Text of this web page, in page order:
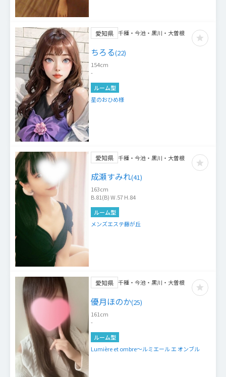
愛知県 千種・今池・黒川・大曽根
ちろる(22)
154cm
-
ルーム型
星のおひめ様
愛知県 千種・今池・黒川・大曽根
成瀬すみれ(41)
163cm
B.81(B) W.57 H.84
ルーム型
メンズエステ藤が丘
愛知県 千種・今池・黒川・大曽根
優月ほのか(25)
161cm
-
ルーム型
Lumière et ombre～ルミエール エ オンブル